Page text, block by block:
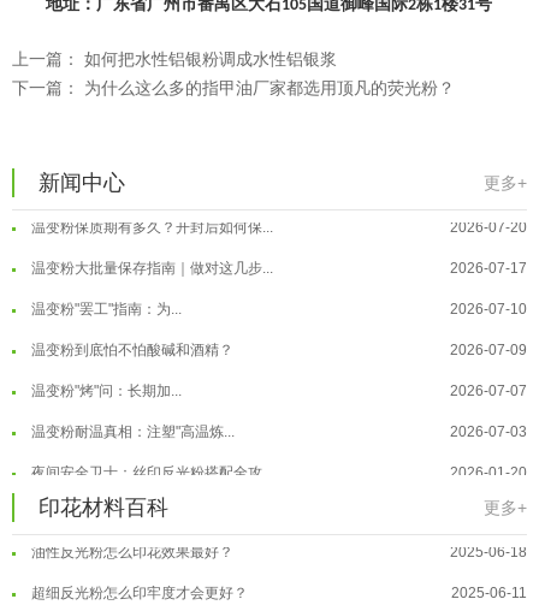
地址：广东省广州市番禺区大石105国道御峰国际2栋1楼31号
上一篇： 如何把水性铝银粉调成水性铝银浆
下一篇： 为什么这么多的指甲油厂家都选用顶凡的荧光粉？
新闻中心 更多+
温变粉可以做防伪标签、温变防伪吗...
温变粉注塑后表面翻车？粗糙、颗粒... 2026-07-28
温变粉保质期有多久？开封后如何保... 2026-07-20
温变粉大批量保存指南｜做对这几步... 2026-07-17
温变粉"罢工"指南：为... 2026-07-10
温变粉到底怕不怕酸碱和酒精？ 2026-07-09
温变粉"烤"问：长期加... 2026-07-07
温变粉耐温真相：注塑"高温炼... 2026-07-03
夜间安全卫士：丝印反光粉搭配全攻... 2026-01-20
温变粉可以做防伪标签、温变防伪吗... 2026-08-05
温变粉适合做热变还是冷变？ 2026-08-04
温变粉注塑后表面翻车？粗糙、颗粒... 2026-07-28
印花材料百科 更多+
温变粉丝印到底用多少目网版？这篇...
反光粉太久不用结块要怎么处理？
印花温变粉最适合用在什么行业上呢... 2025-06-20
油性反光粉怎么印花效果最好？ 2025-06-18
超细反光粉怎么印牢度才会更好？ 2025-06-11